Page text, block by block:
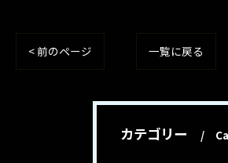
< 前のページ 一覧に戻る
カテゴリー